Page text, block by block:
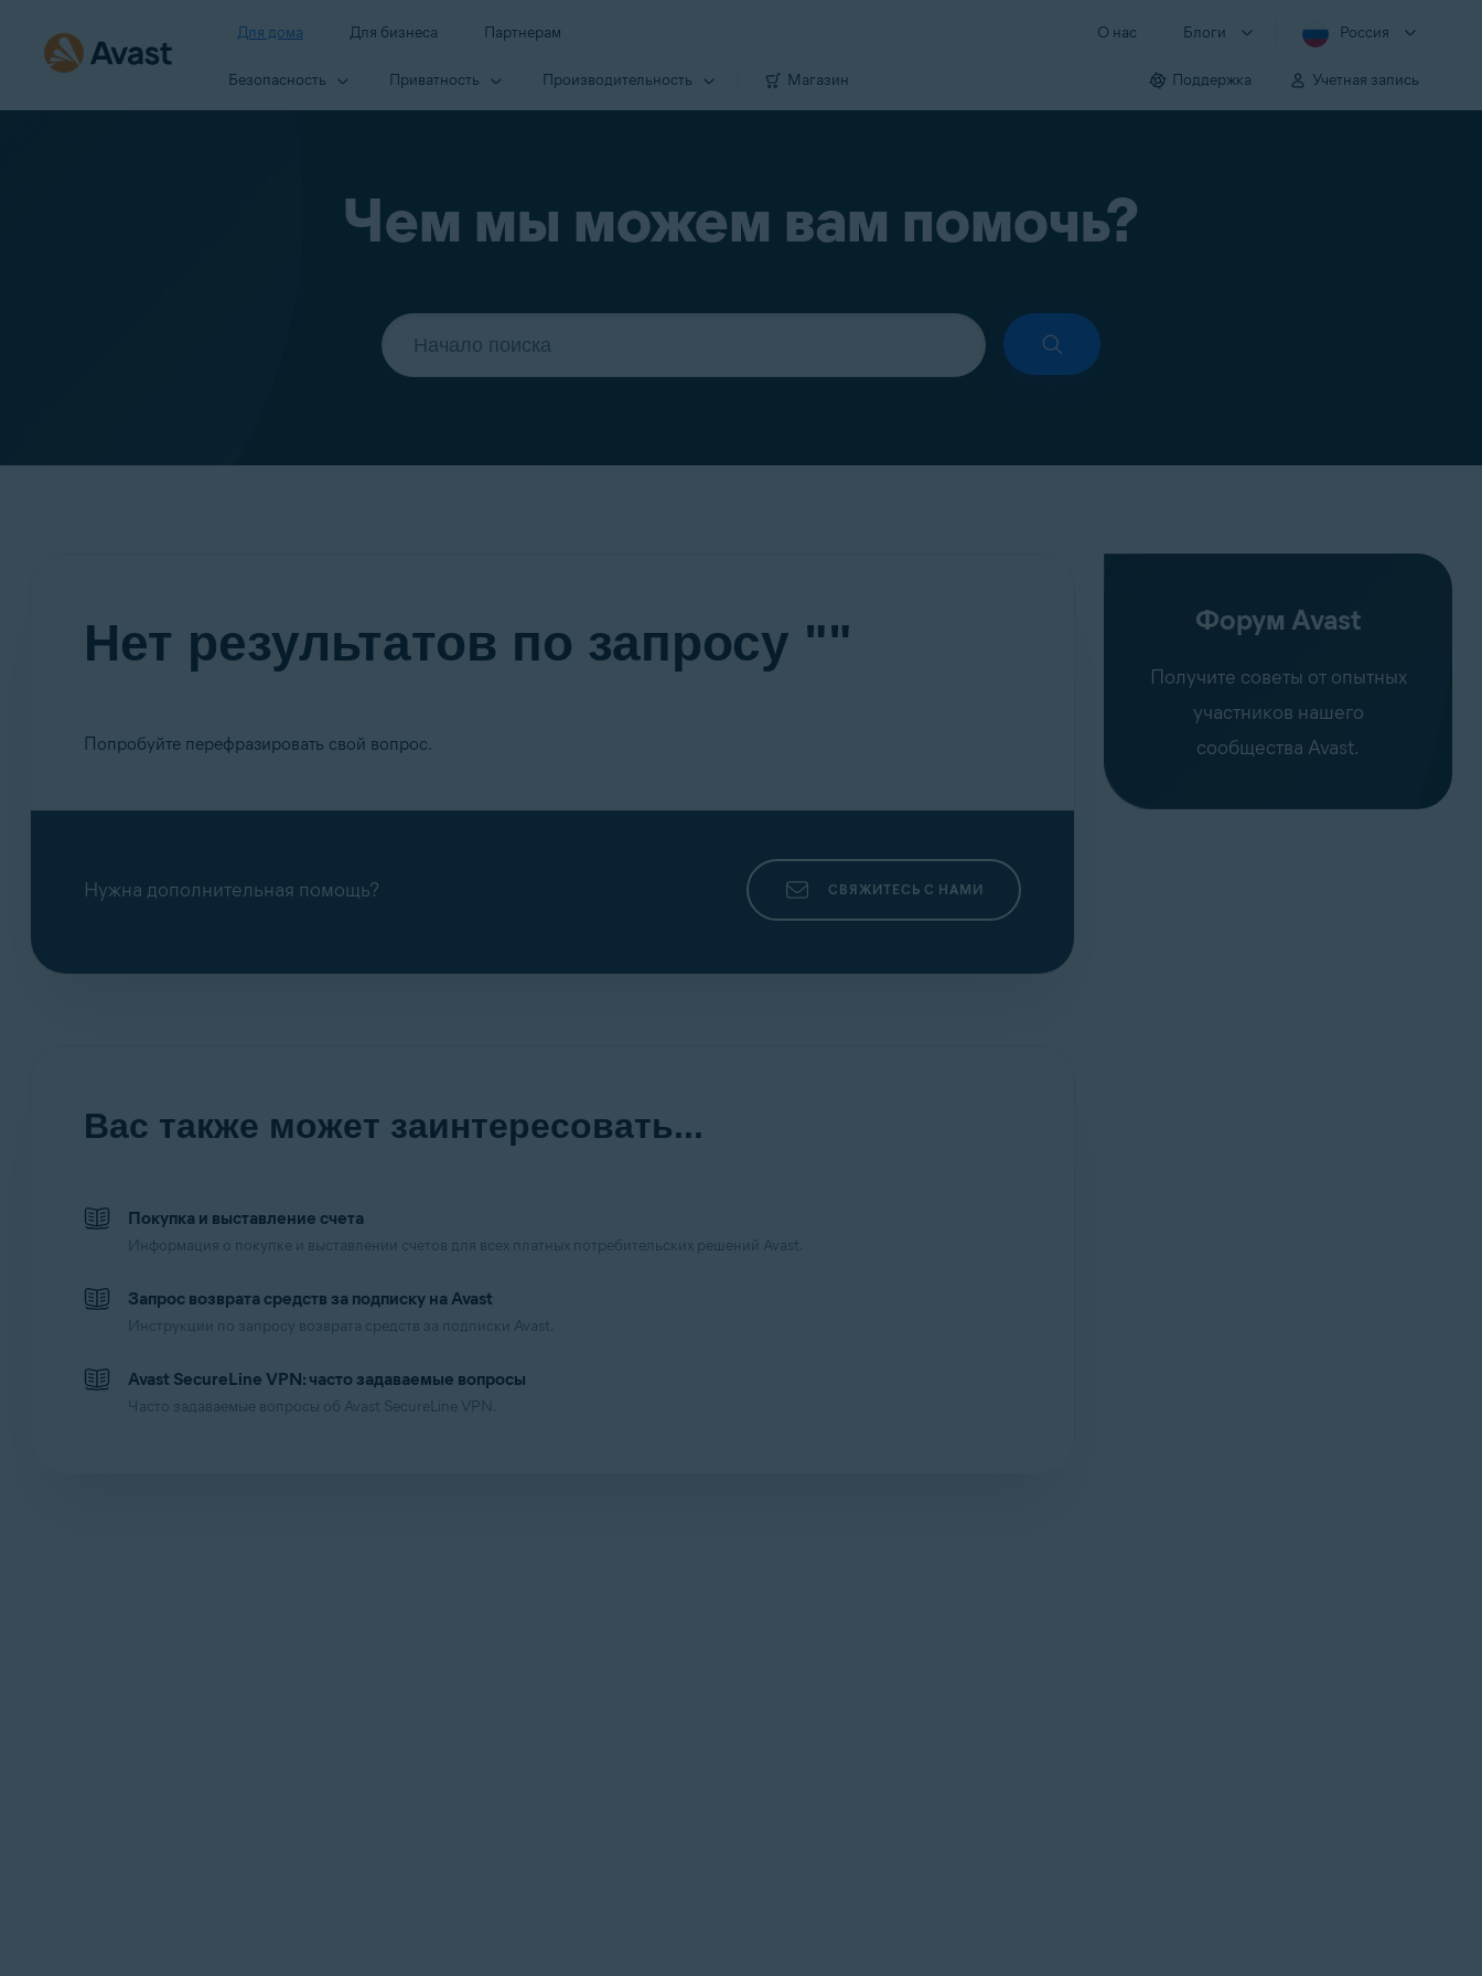
Для дома Для бизнеса Партнерам О нас Блоги Россия
Безопасность Приватность Производи­тельность Магазин Поддержка Учетная запись
Чем мы можем вам помочь?
Нет результатов по запросу ""
Попробуйте перефразировать свой вопрос.
Нужна дополнительная помощь? СВЯЖИТЕСЬ С НАМИ
Вас также может заинтересовать...
Покупка и выставление счета
Информация о покупке и выставлении счетов для всех платных потребительских решений Avast.
Запрос возврата средств за подписку на Avast
Инструкции по запросу возврата средств за подписки Avast.
Avast SecureLine VPN: часто задаваемые вопросы
Часто задаваемые вопросы об Avast SecureLine VPN.
Форум Avast
Получите советы от опытных
участников нашего
сообщества Avast.